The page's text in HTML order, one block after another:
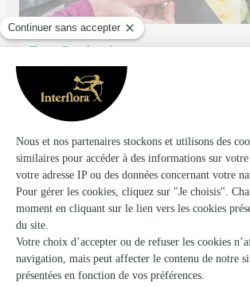
Fleurs Bernhard
★★★★4.8 (82)
13, route de Rothbach
Voir la boutique